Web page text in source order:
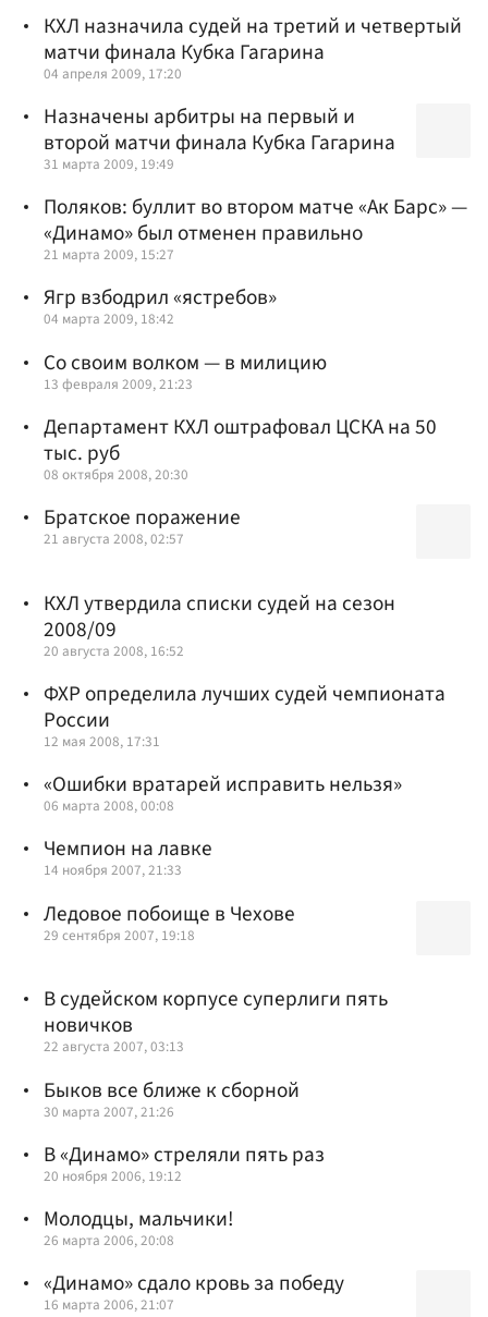
КХЛ назначила судей на третий и четвертый
матчи финала Кубка Гагарина
04 апреля 2009, 17:20
Назначены арбитры на первый и
второй матчи финала Кубка Гагарина
31 марта 2009, 19:49
Поляков: буллит во втором матче «Ак Барс» —
«Динамо» был отменен правильно
21 марта 2009, 15:27
Ягр взбодрил «ястребов»
04 марта 2009, 18:42
Со своим волком — в милицию
13 февраля 2009, 21:23
Департамент КХЛ оштрафовал ЦСКА на 50
тыс. руб
08 октября 2008, 20:30
Братское поражение
21 августа 2008, 02:57
КХЛ утвердила списки судей на сезон
2008/09
20 августа 2008, 16:52
ФХР определила лучших судей чемпионата
России
12 мая 2008, 17:31
«Ошибки вратарей исправить нельзя»
06 марта 2008, 00:08
Чемпион на лавке
14 ноября 2007, 21:33
Ледовое побоище в Чехове
29 сентября 2007, 19:18
В судейском корпусе суперлиги пять
новичков
22 августа 2007, 03:13
Быков все ближе к сборной
30 марта 2007, 21:26
В «Динамо» стреляли пять раз
20 ноября 2006, 19:12
Молодцы, мальчики!
26 марта 2006, 20:08
«Динамо» сдало кровь за победу
16 марта 2006, 21:07